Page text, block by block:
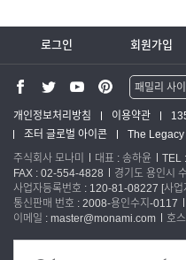
로그인 회원가입
패밀리 사
워터맨 쇼
파카 글로벌
개인정보처리방침 이용약관
조터 글로벌 아이콘
The
주식회사 모나미
대표 : 송하윤
TEL
FAX : 02-554-4828
경기도 용인시
사업자등록번호 : 120-81-08227 [사
통신판매 번호 : 2008-용인수지-0117
이메일 : master@monami.com
호